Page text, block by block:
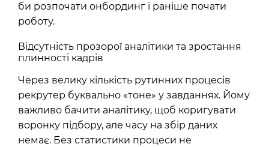
би розпочати онбординг і раніше почати
роботу.
Відсутність прозорої аналітики та зростання
плинності кадрів
Через велику кількість рутинних процесів
рекрутер буквально «тоне» у завданнях. Йому
важливо бачити аналітику, щоб коригувати
воронку підбору, але часу на збір даних
немає. Без статистики процеси не